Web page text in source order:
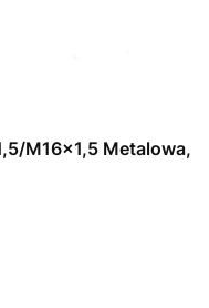
M16x1,5 Metalowa,